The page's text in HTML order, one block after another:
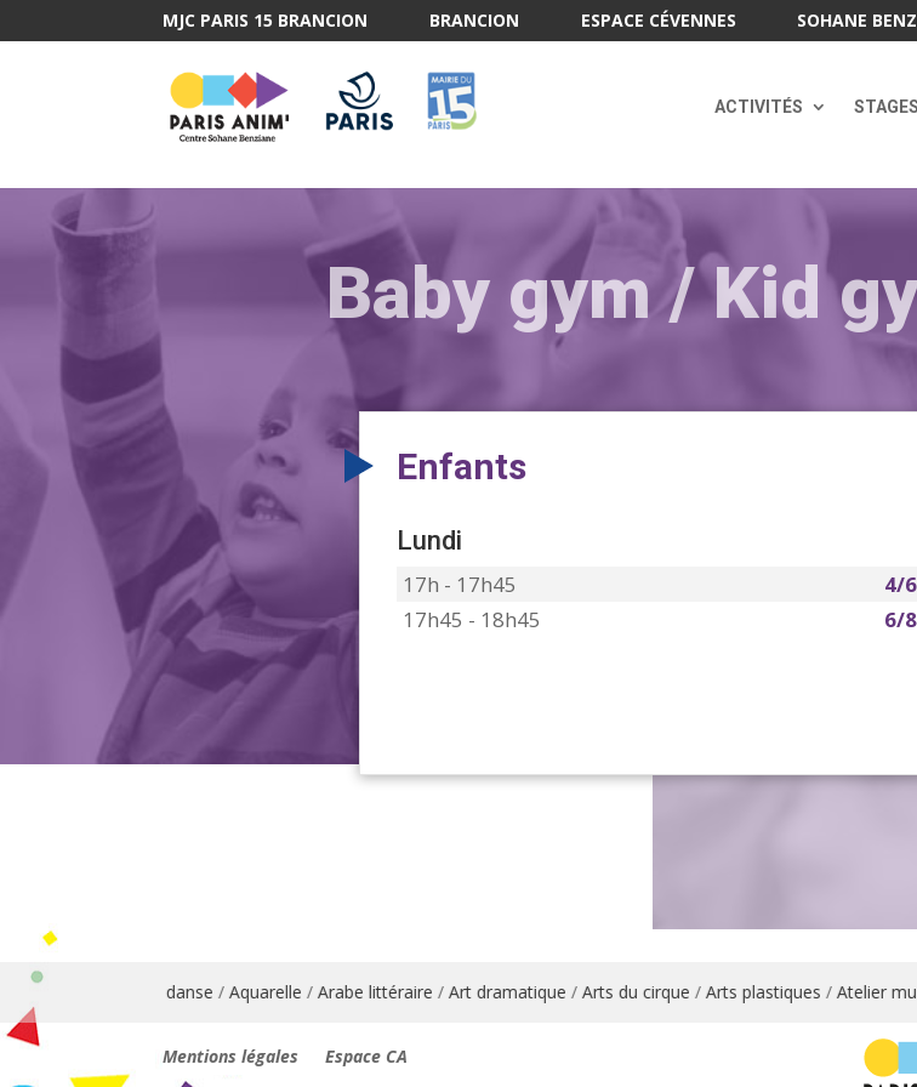
MJC PARIS 15 BRANCION BRANCION ESPACE CÉVENNES SOHANE
ACTIVITÉS STAGES
Baby gym / Kid
Enfants
Lundi
17h - 17h45 4/
17h45 - 18h45
6/
Animation danse/Aquarelle/Arabe littéraire/Art dramatique/Arts du cirque/Arts plastiques/Atelier
Mentions légales Espace CA